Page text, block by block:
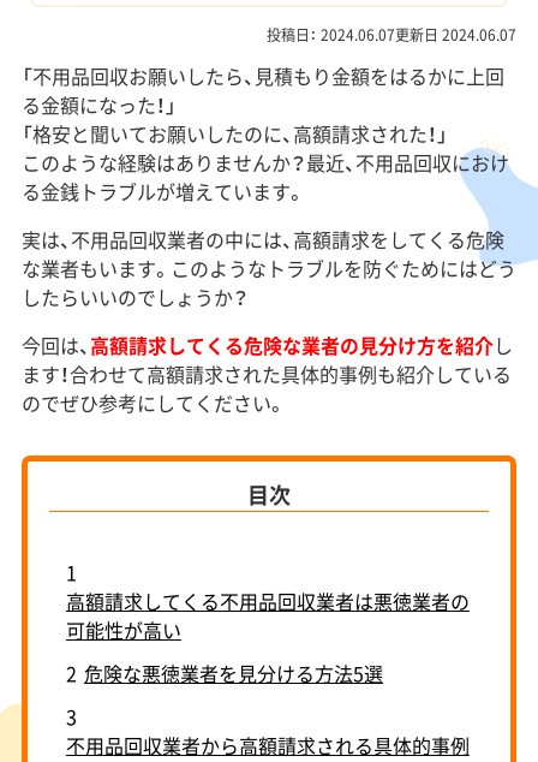
投稿日： 2024.06.07更新日 2024.06.07
「不用品回収お願いしたら、見積もり金額をはるかに上回
る金額になった！」
「格安と聞いてお願いしたのに、高額請求された！」
このような経験はありませんか？最近、不用品回収におけ
る金銭トラブルが増えています。
実は、不用品回収業者の中には、高額請求をしてくる危険
な業者もいます。このようなトラブルを防ぐためにはどう
したらいいのでしょうか？
今回は、高額請求してくる危険な業者の見分け方を紹介し
ます！合わせて高額請求された具体的事例も紹介している
のでぜひ参考にしてください。
目次
1
高額請求してくる不用品回収業者は悪徳業者の
可能性が高い
2 危険な悪徳業者を見分ける方法5選
3
不用品回収業者から高額請求される具体的事例